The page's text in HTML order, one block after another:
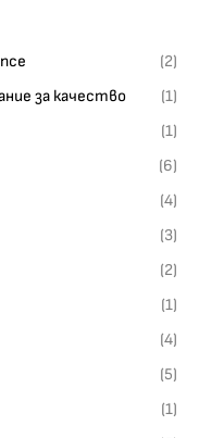
(2)
за качество
(1)
(1)
(6)
(4)
(3)
(2)
(1)
(4)
(5)
(1)